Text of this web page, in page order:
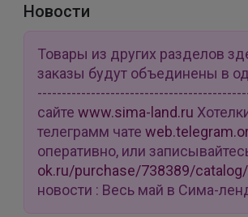
Новости
Товары из других разделов
заказы будут объединены в
сайте www.sima-land.ru
телеграмм чате
оперативно, или
ok.ru/purchase/738389/
новости : Весь май в Сима-